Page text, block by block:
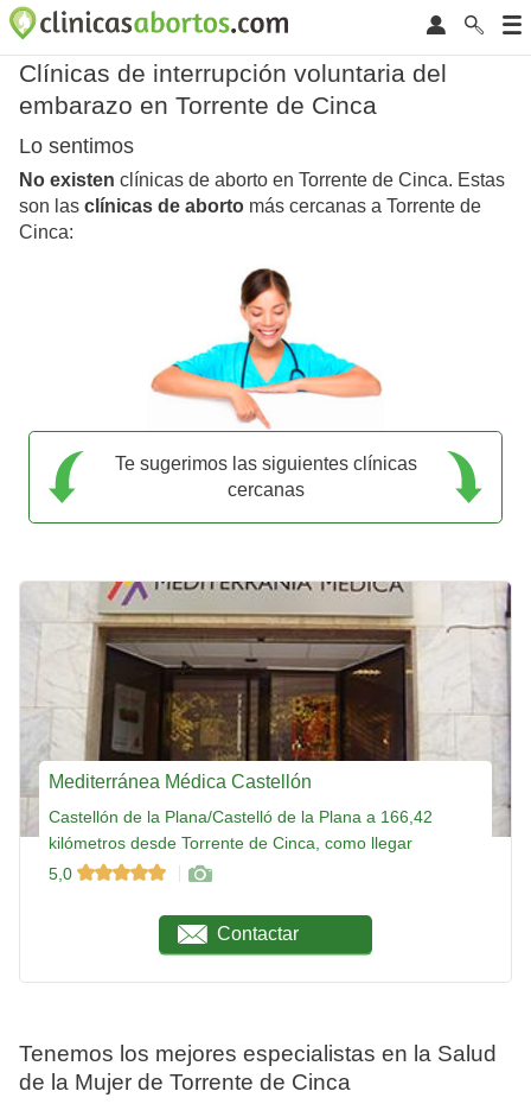
Clínicas de interrupción voluntaria del
embarazo en Torrente de Cinca
Lo sentimos
No existen clínicas de aborto en Torrente de Cinca. Estas
son las clínicas de aborto más cercanas a Torrente de
Cinca:
Te sugerimos las siguientes clínicas
cercanas
Mediterránea Médica Castellón
Castellón de la Plana/Castelló de la Plana a 166,42
kilómetros desde Torrente de Cinca, como llegar
5,0
Contactar
Tenemos los mejores especialistas en la Salud
de la Mujer de Torrente de Cinca